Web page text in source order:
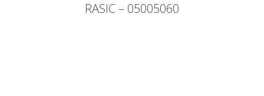
RASIC – 05005060